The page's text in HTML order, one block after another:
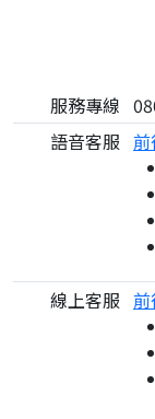
服務專線
語音客服
線上客服